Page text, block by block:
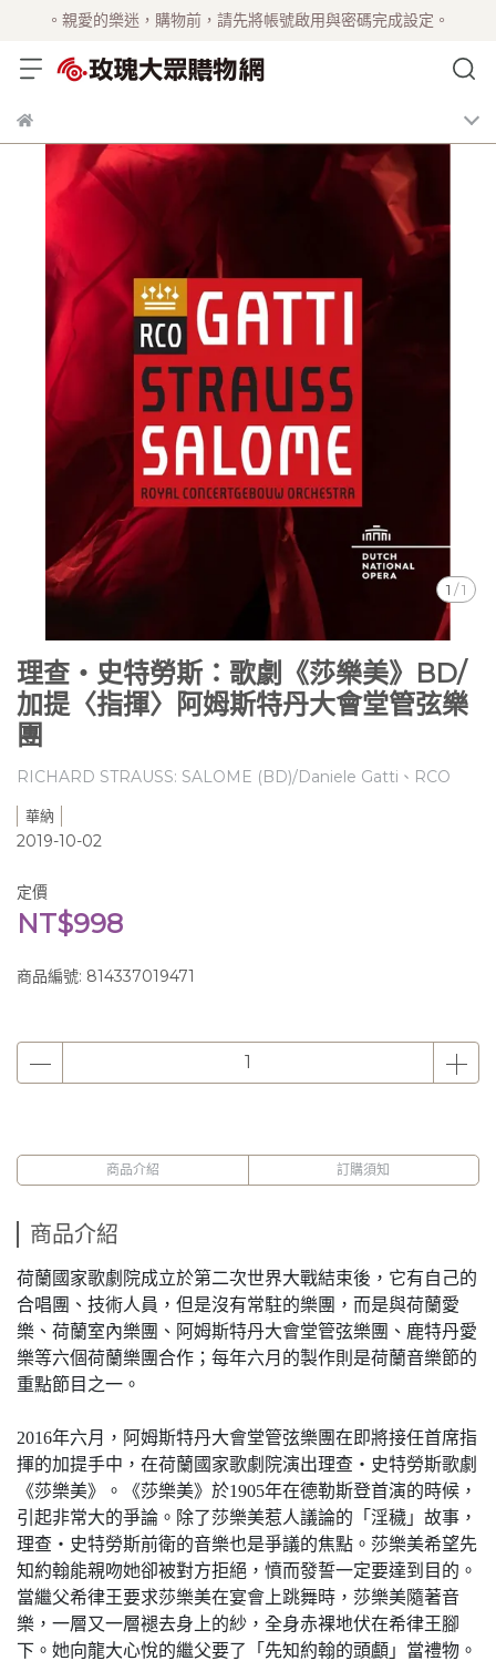
。親愛的樂迷，購物前，請先將帳號啟用與密碼完成設定。
1 /1
理查‧史特勞斯：歌劇《莎樂美》BD/
加提〈指揮〉阿姆斯特丹大會堂管弦樂
團
RICHARD STRAUSS: SALOME (BD)/Daniele Gatti、RCO
華納
2019-10-02
定價
NT$998
商品編號: 814337019471
商品介紹 訂購須知
商品介紹
荷蘭國家歌劇院成立於第二次世界大戰結束後，它有自己的
合唱團、技術人員，但是沒有常駐的樂團，而是與荷蘭愛
樂、荷蘭室內樂團、阿姆斯特丹大會堂管弦樂團、鹿特丹愛
樂等六個荷蘭樂團合作；每年六月的製作則是荷蘭音樂節的
重點節目之一。
2016年六月，阿姆斯特丹大會堂管弦樂團在即將接任首席指
揮的加提手中，在荷蘭國家歌劇院演出理查‧史特勞斯歌劇
《莎樂美》。《莎樂美》於1905年在德勒斯登首演的時候，
引起非常大的爭論。除了莎樂美惹人議論的「淫穢」故事，
理查‧史特勞斯前衛的音樂也是爭議的焦點。莎樂美希望先
知約翰能親吻她卻被對方拒絕，憤而發誓一定要達到目的。
當繼父希律王要求莎樂美在宴會上跳舞時，莎樂美隨著音
樂，一層又一層褪去身上的紗，全身赤裸地伏在希律王腳
下。她向龍大心悅的繼父要了「先知約翰的頭顱」當禮物。